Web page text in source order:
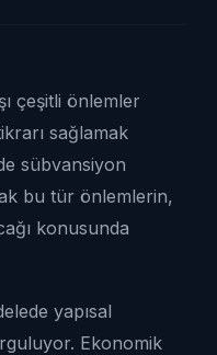
çeşitli önlemler
sağlamak
sübvansiyon
bu tür önlemlerin,
konusunda
yapısal
Ekonomik